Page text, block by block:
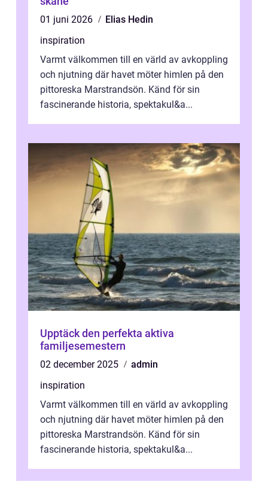
01 juni 2026
Elias Hedin
inspiration
Varmt välkommen till en värld av avkoppling
och njutning där havet möter himlen på den
pittoreska Marstrandsön. Känd för sin
fascinerande historia, spektakul&a...
Upptäck den perfekta aktiva
familjesemestern
02 december 2025
admin
inspiration
Varmt välkommen till en värld av avkoppling
och njutning där havet möter himlen på den
pittoreska Marstrandsön. Känd för sin
fascinerande historia, spektakul&a...